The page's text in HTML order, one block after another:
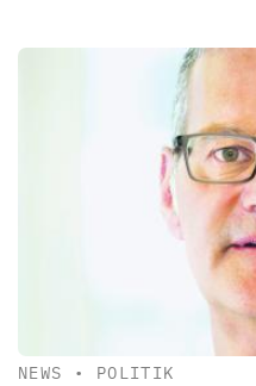
NEWS • POLITIK